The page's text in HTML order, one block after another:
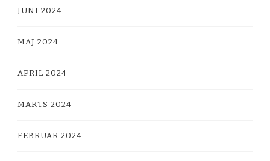
JUNI 2024
MAJ 2024
APRIL 2024
MARTS 2024
FEBRUAR 2024